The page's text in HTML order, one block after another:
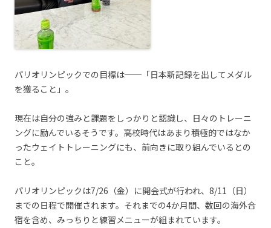
パリオリンピックでの目標は──「日本新記録を出してメダル
を獲ること」。
現在は自分の強みと課題をしっかりと認識し、日々のトレーニ
ングに励んでいるそうです。高校時代はあまり積極的ではなか
ったウェイトトレーニングにも、前向きに取り組んでいるとの
こと。
パリオリンピックは7/26（金）に開会式が行われ、8/11（日）
までの日程で開催されます。それまでの4か月間、数回の海外合
宿を含め、みっちりと練習メニューが組まれています。